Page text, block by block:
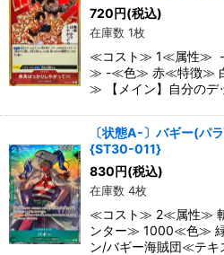
720円(税込)
在庫数 1枚
≪コスト≫ 1≪属性≫
≫ -≪色≫ 赤≪特徴≫ 白
≫ 【メイン】自分のデ
〔状態A-〕バギー(パ
{ST30-011}
830円(税込)
在庫数 4枚
≪コスト≫ 2≪属性≫
ンター≫ 1000≪色≫
ン/バギー海賊団≪テ